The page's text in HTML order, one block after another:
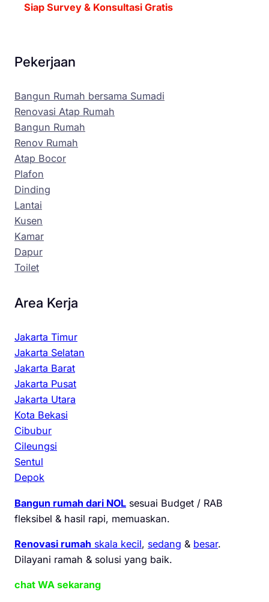
Siap Survey & Konsultasi Gratis
Pekerjaan
Bangun Rumah bersama Sumadi
Renovasi Atap Rumah
Bangun Rumah
Renov Rumah
Atap Bocor
Plafon
Dinding
Lantai
Kusen
Kamar
Dapur
Toilet
Area Kerja
Jakarta Timur
Jakarta Selatan
Jakarta Barat
Jakarta Pusat
Jakarta Utara
Kota Bekasi
Cibubur
Cileungsi
Sentul
Depok
Bangun rumah dari NOL sesuai Budget / RAB
fleksibel & hasil rapi, memuaskan.
Renovasi rumah skala kecil, sedang & besar.
Dilayani ramah & solusi yang baik.
chat WA sekarang